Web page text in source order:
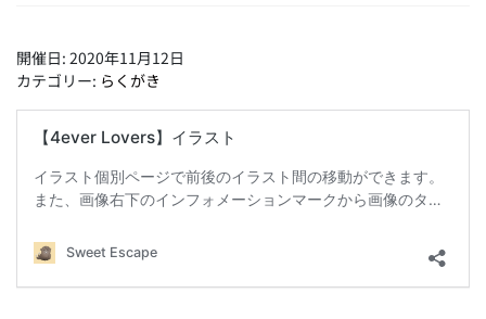
開催日: 2020年11月12日
カテゴリー: らくがき